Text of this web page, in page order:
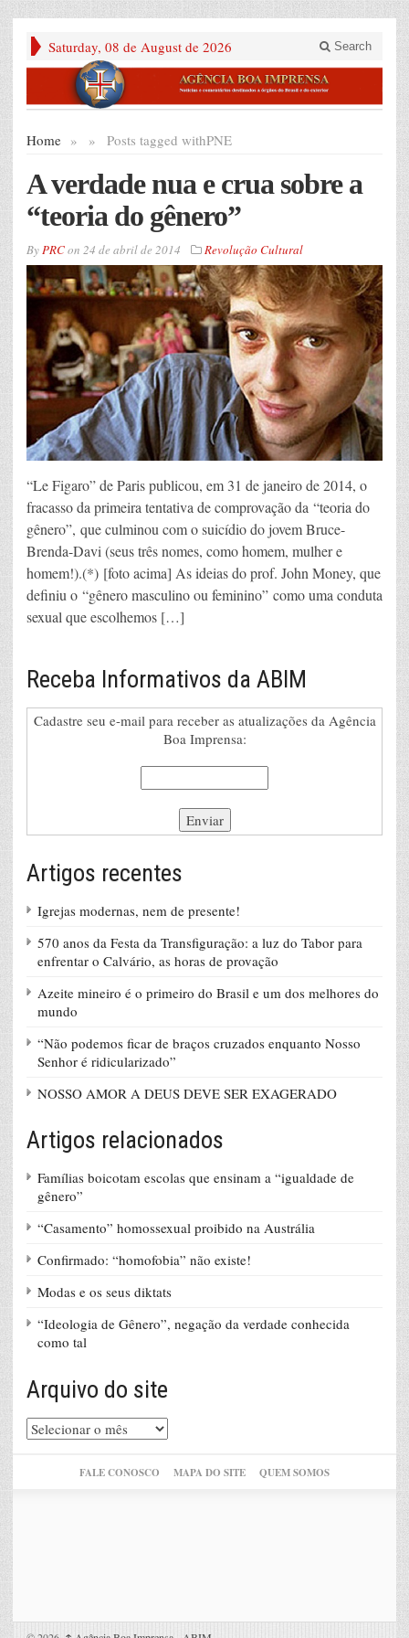
Saturday, 08 de August de 2026 Search
Home » Posts tagged with
» PNE
A verdade nua e crua sobre a
“teoria do gênero”
ByPRCon 24 de abril de 2014 Revolução Cultural
“Le Figaro” de Paris publicou, em 31 de janeiro de 2014, o
fracasso da primeira tentativa de comprovação da “teoria do
gênero”, que culminou com o suicídio do jovem Bruce-
Brenda-Davi (seus três nomes, como homem, mulher e
homem!).(*) [foto acima] As ideias do prof. John Money, que
definiu o “gênero masculino ou feminino” como uma conduta
sexual que escolhemos […]
Receba Informativos da ABIM
Cadastre seu e-mail para receber as atualizações da Agência
Boa Imprensa:
Artigos recentes
Igrejas modernas, nem de presente!
570 anos da Festa da Transfiguração: a luz do Tabor para
enfrentar o Calvário, as horas de provação
Azeite mineiro é o primeiro do Brasil e um dos melhores do
mundo
“Não podemos ficar de braços cruzados enquanto Nosso
Senhor é ridicularizado”
NOSSO AMOR A DEUS DEVE SER EXAGERADO
Artigos relacionados
Famílias boicotam escolas que ensinam a “igualdade de
gênero”
“Casamento” homossexual proibido na Austrália
Confirmado: “homofobia” não existe!
Modas e os seus diktats
“Ideologia de Gênero”, negação da verdade conhecida
como tal
Arquivo do site
Arquivo
do
FALE CONOSCO MAPA DO SITE QUEM SOMOS